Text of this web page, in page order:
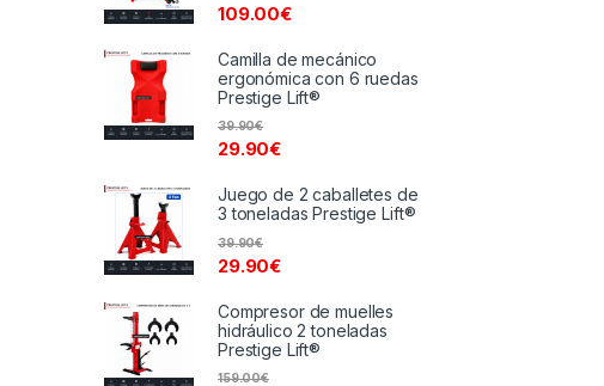
109.00€
Camilla de mecánico
ergonómica con 6 ruedas
Prestige Lift®
29.90€
39.90€
Juego de 2 caballetes de
3 toneladas Prestige Lift®
29.90€
39.90€
Compresor de muelles
hidráulico 2 toneladas
Prestige Lift®
159.00€